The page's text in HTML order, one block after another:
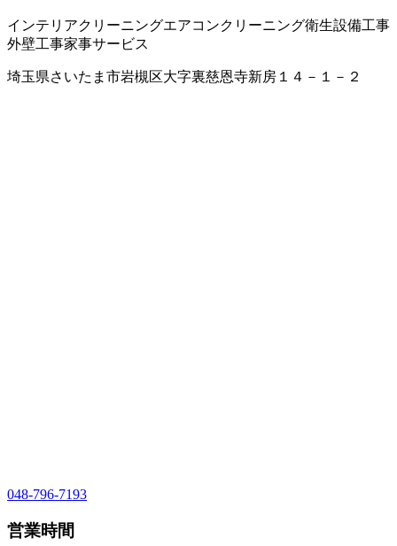
インテリアクリーニングエアコンクリーニング衛生設備工事
外壁工事家事サービス
埼玉県さいたま市岩槻区大字裏慈恩寺新房１４－１－２
048-796-7193
営業時間